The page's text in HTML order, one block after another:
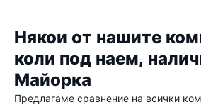
Някои от нашите
коли под наем,
Майорка
Предлагаме сравнение на всички